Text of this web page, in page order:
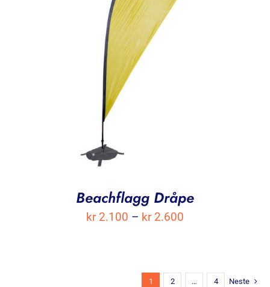
Beachflagg Dråpe
kr2.100 – kr2.600
kr 2.600
1 2 … 4 Neste